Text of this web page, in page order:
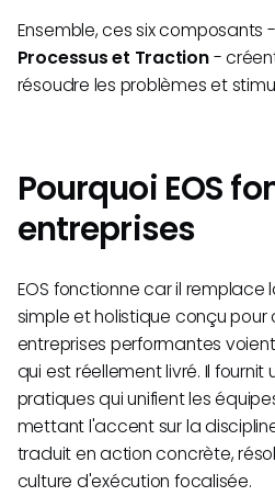
Ensemble, ces six composants
Processus et Traction-
résoudre les problèmes et
Pourquoi EOS
entreprises
EOS fonctionne car il
simple et holistique conçu
entreprises performantes
qui est réellement livré. Il
pratiques qui unifient les
mettant l'accent sur la
traduit en action concrète,
culture d'exécution focalisée.